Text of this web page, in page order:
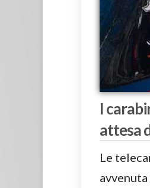
I
attesa
Le